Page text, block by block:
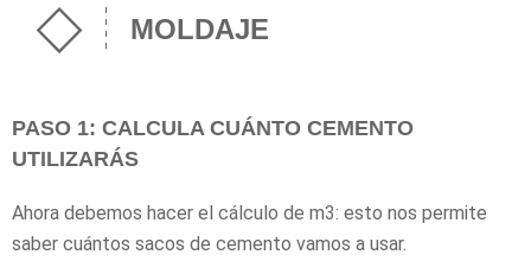
MOLDAJE
PASO 1: CALCULA CUÁNTO CEMENTO
UTILIZARÁS
Ahora debemos hacer el cálculo de m3: esto nos permite
saber cuántos sacos de cemento vamos a usar.